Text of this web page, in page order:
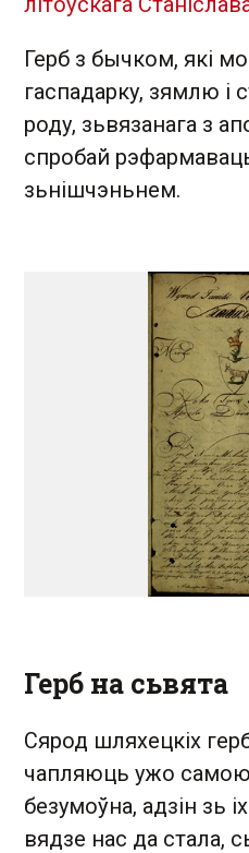
Герб з бычком, які
гаспадарку, зямлю і
роду, зьвязанага з
спробай
зьнішчэньнем.
Герб на сьвята
Сярод шляхецкіх
чапляюць ужо самою
безумоўна, адзін зь
вядзе нас да стала,